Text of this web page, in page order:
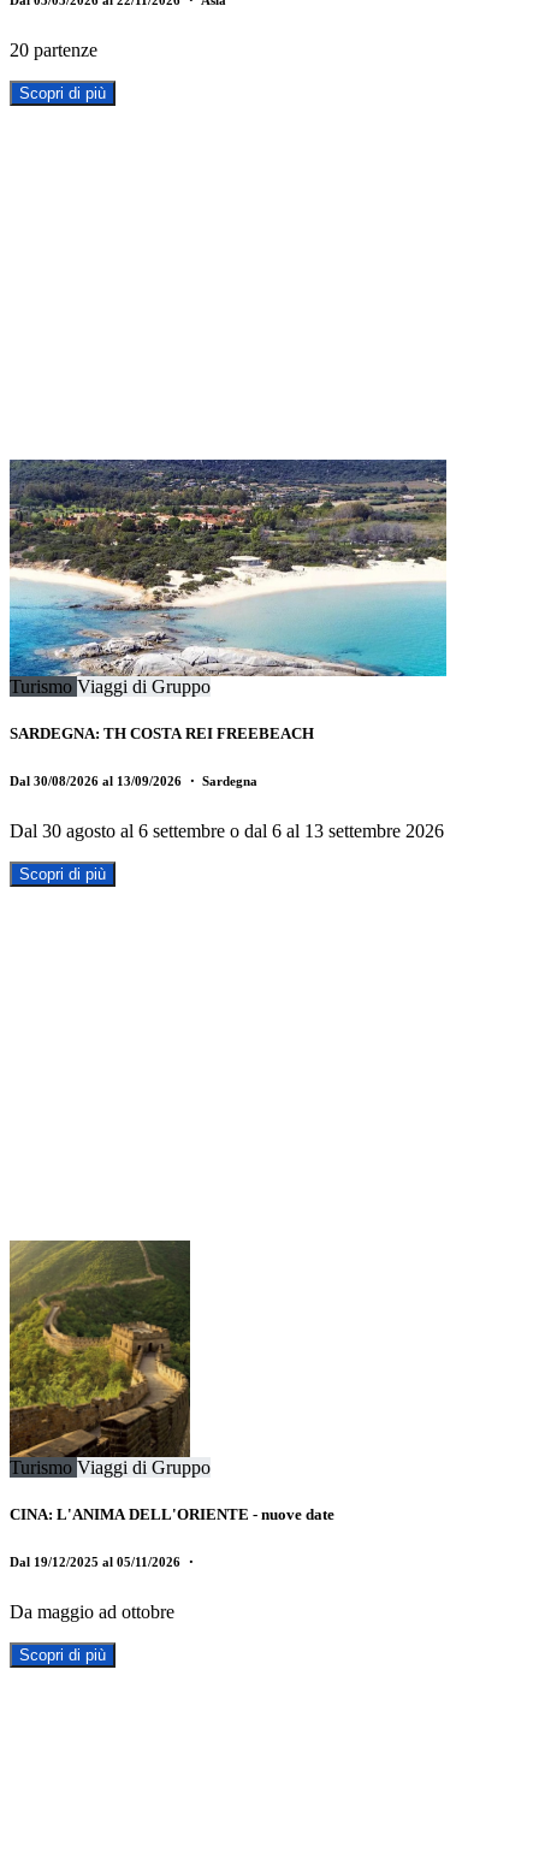
20 partenze
Scopri di più
Turismo Viaggi di Gruppo
SARDEGNA: TH COSTA REI FREEBEACH
Dal 30/08/2026 al 13/09/2026 ・ Sardegna
Dal 30 agosto al 6 settembre o dal 6 al 13 settembre 2026
Scopri di più
Turismo Viaggi di Gruppo
CINA: L'ANIMA DELL'ORIENTE - nuove date
Dal 19/12/2025 al 05/11/2026 ・
Da maggio ad ottobre
Scopri di più